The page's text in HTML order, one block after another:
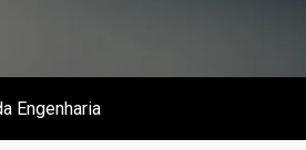
Engenharia